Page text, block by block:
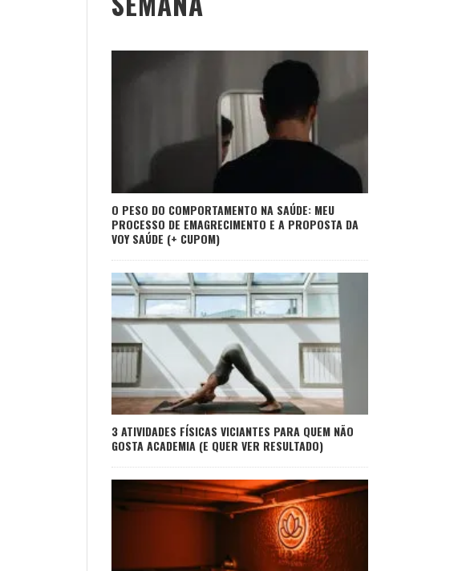
O PESO DO COMPORTAMENTO NA SAÚDE: MEU
PROCESSO DE EMAGRECIMENTO E A PROPOSTA DA
VOY SAÚDE (+ CUPOM)
3 ATIVIDADES FÍSICAS VICIANTES PARA QUEM NÃO
GOSTA ACADEMIA (E QUER VER RESULTADO)